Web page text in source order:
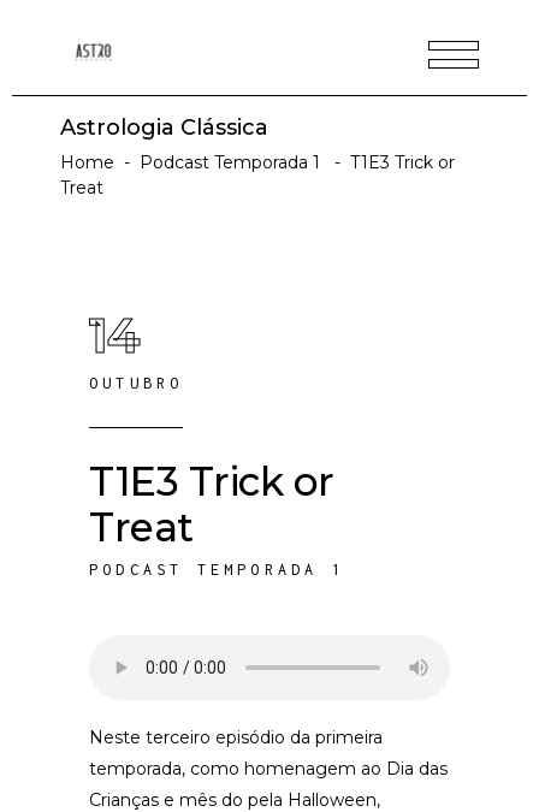
Astrologia Clássica
Home - Podcast Temporada 1 - T1E3 Trick or
Treat
14
OUTUBRO
T1E3 Trick or
Treat
PODCAST TEMPORADA 1
Neste terceiro episódio da primeira
temporada, como homenagem ao Dia das
Crianças e mês do pela Halloween,